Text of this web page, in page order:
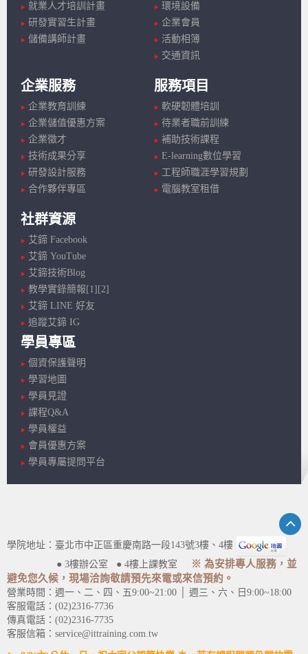
就業人才培訓計畫
研發實習生計畫
儲備講師計畫
環境設備
企業會員
活動相簿
交通資訊
企業服務
企業教育訓練
企業儲值優惠方案
企業徵才
技術成果分享
研發設計服務
合作夥伴專區
服務項目
軟硬韌體培訓
待業者職前訓練
補助技術課程
E-learning數位學習
工程師職涯學習規劃
電腦教室租借
社群資源
艾鍗 Facebook
艾鍗 YouTube
艾鍗技術Blog
教學實錄簡報[1] [2]
艾鍗 LINE 好友
追蹤艾鍗 IG
學員專區
個資保護聲明
學習地圖
學員見證
課程Q&A
學員權益
會員優惠方案
學員專屬提問平台
學院地址：臺北市中正區重慶南路一段143號3樓、4樓
● 3樓辦公室 ● 4樓上課教室
※ 為安排專人服務，並
避免您久候，現場洽詢敬請預先來電或來信預約。
營業時間：週一、二、四、五9:00~21:00 │ 週三、六、日9:00~18:00
客服電話：(02)2316-7736
傳真電話：(02)2316-7735
客服信箱：service@ittraining.com.tw